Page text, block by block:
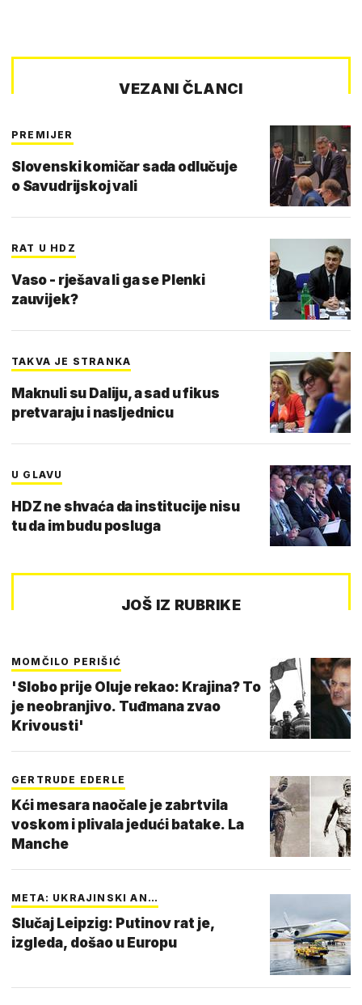
VEZANI ČLANCI
PREMIJER
Slovenski komičar sada odlučuje
o Savudrijskoj vali
RAT U HDZ
Vaso - rješava li ga se Plenki
zauvijek?
TAKVA JE STRANKA
Maknuli su Daliju, a sad u fikus
pretvaraju i nasljednicu
U GLAVU
HDZ ne shvaća da institucije nisu
tu da im budu posluga
JOŠ IZ RUBRIKE
MOMČILO PERIŠIĆ
'Slobo prije Oluje rekao: Krajina? To
je neobranjivo. Tuđmana zvao
Krivousti'
GERTRUDE EDERLE
Kći mesara naočale je zabrtvila
voskom i plivala jedući batake. La
Manche
META: UKRAJINSKI AN…
Slučaj Leipzig: Putinov rat je,
izgleda, došao u Europu